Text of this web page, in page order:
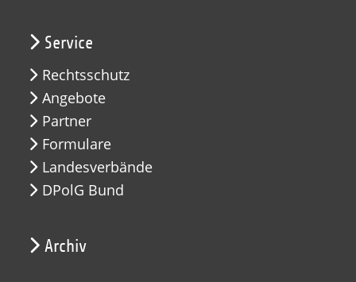
Service
Rechtsschutz
Angebote
Partner
Formulare
Landesverbände
DPolG Bund
Archiv